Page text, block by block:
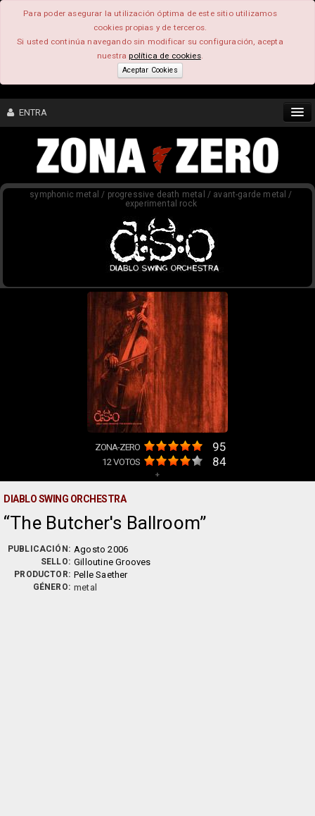
Para poder asegurar la utilización óptima de este sitio utilizamos
cookies propias y de terceros.
Si usted continúa navegando sin modificar su configuración, acepta
nuestrapolítica de cookies.
Aceptar Cookies
ENTRA
CONTENIDO
COMUNIDAD
symphonic metal / progressive death metal / avant-garde metal /
experimental rock
ZONA-ZERO 95
12VOTOS 84
+
DIABLO SWING ORCHESTRA
The Butcher's Ballroom
PUBLICACIÓN: Agosto 2006
SELLO: Gilloutine Grooves
PRODUCTOR: Pelle Saether
GÉNERO: metal